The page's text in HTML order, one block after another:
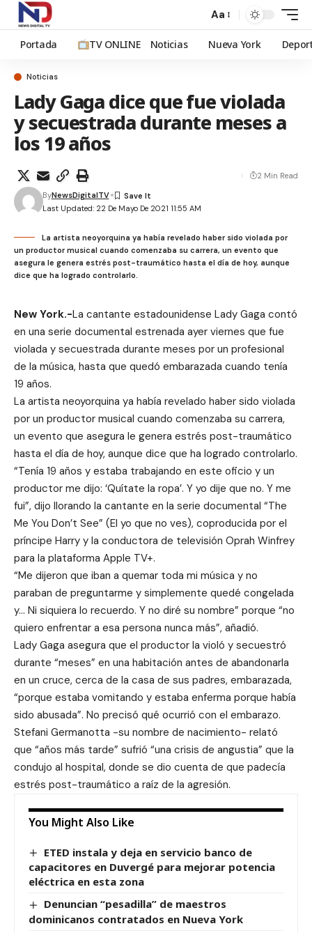
Aa
Portada TV ONLINE Noticias Nueva York
Noticias
Lady Gaga dice que fue violada
y secuestrada durante meses a
los 19 años
Last Updated: 22 De Mayo De 2021 11:55 AM
ByNewsDigitalTV
2 Min Read
La artista neoyorquina ya había revelado haber sido violada por
un productor musical cuando comenzaba su carrera, un evento que
asegura le genera estrés post-traumático hasta el día de hoy, aunque
dice que ha logrado controlarlo.
New York.-La cantante estadounidense Lady Gaga contó
en una serie documental estrenada ayer viernes que fue
violada y secuestrada durante meses por un profesional
de la música, hasta que quedó embarazada cuando tenía
19 años.
La artista neoyorquina ya había revelado haber sido violada
por un productor musical cuando comenzaba su carrera,
un evento que asegura le genera estrés post-traumático
hasta el día de hoy, aunque dice que ha logrado controlarlo.
“Tenía 19 años y estaba trabajando en este oficio y un
productor me dijo: ‘Quítate la ropa’. Y yo dije que no. Y me
fui”, dijo llorando la cantante en la serie documental “The
Me You Don’t See” (El yo que no ves), coproducida por el
príncipe Harry y la conductora de televisión Oprah Winfrey
para la plataforma Apple TV+.
“Me dijeron que iban a quemar toda mi música y no
paraban de preguntarme y simplemente quedé congelada
y… Ni siquiera lo recuerdo. Y no diré su nombre” porque “no
quiero enfrentar a esa persona nunca más”, añadió.
Lady Gaga asegura que el productor la violó y secuestró
durante “meses” en una habitación antes de abandonarla
en un cruce, cerca de la casa de sus padres, embarazada,
“porque estaba vomitando y estaba enferma porque había
sido abusada”. No precisó qué ocurrió con el embarazo.
Stefani Germanotta -su nombre de nacimiento- relató
que “años más tarde” sufrió “una crisis de angustia” que la
condujo al hospital, donde se dio cuenta de que padecía
estrés post-traumático a raíz de la agresión.
You Might Also Like
ETED instala y deja en servicio banco de
capacitores en Duvergé para mejorar potencia
eléctrica en esta zona
Denuncian “pesadilla” de maestros
dominicanos contratados en Nueva York